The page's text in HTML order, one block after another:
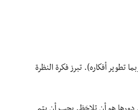
تطوير أفكاره). تبرز فكرة النظرة